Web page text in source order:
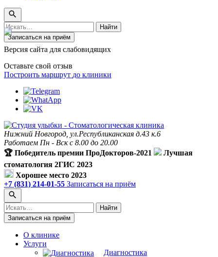
Поиск
по
сайту
Найти
Записаться на приём
Версия сайта для слабовидящих
Оставьте свой отзыв
Построить маршрут до клиники
Нижний Новгород, ул.Республиканская д.43 к.6
Работаем Пн - Вск с 8.00 до 20.00
🏆 Победитель премии ПроДокторов-2021
Лучшая
стоматология 2ГИС 2023
Хорошее место 2023
+7 (831) 214-01-55 Записаться на приём
Поиск
по
сайту
Найти
Записаться на приём
О клинике
Услуги
Диагностика